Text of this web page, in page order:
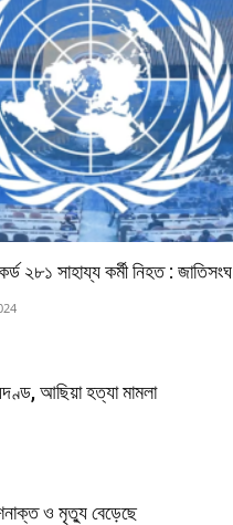
২৮১ সাহায্য কর্মী নিহত : জাতিসংঘ
আছিয়া হত্যা মামলা
ও মৃত্যু বেড়েছে